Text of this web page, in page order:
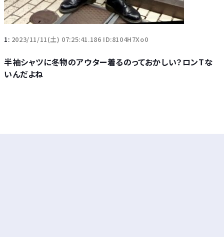
1: 2023/11/11(土) 07:25:41.186 ID:8104H7Xo0
半袖シャツに冬物のアウター着るのっておかしい？ロンTな
いんだよね